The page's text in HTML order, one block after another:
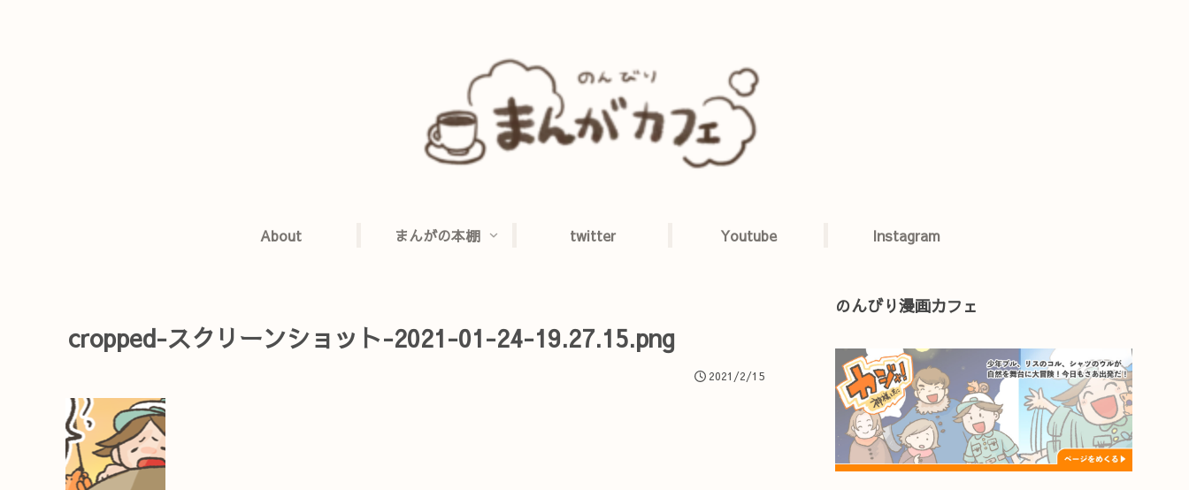
About まんがの本棚 twitter Youtube Instagram
cropped-スクリーンショット-2021-01-24-19.27.15.png
2021/2/15
のんびり漫画カフェ